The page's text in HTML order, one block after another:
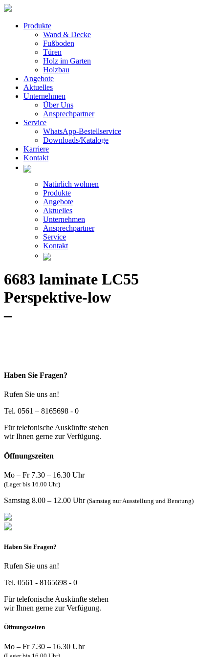
Produkte
Wand & Decke
Fußboden
Türen
Holz im Garten
Holzbau
Angebote
Aktuelles
Unternehmen
Über Uns
Ansprechpartner
Service
WhatsApp-Bestellservice
Downloads/Kataloge
Karriere
Kontakt
Natürlich wohnen
Produkte
Angebote
Aktuelles
Unternehmen
Ansprechpartner
Service
Kontakt
6683 laminate LC55
Perspektive-low
–
Haben Sie Fragen?
Rufen Sie uns an!
Tel. 0561 – 8165698 - 0
Für telefonische Auskünfte stehen
wir Ihnen gerne zur Verfügung.
Öffnungszeiten
Mo – Fr 7.30 – 16.30 Uhr
(Lager bis 16.00 Uhr)
Samstag 8.00 – 12.00 Uhr (Samstag nur Ausstellung und Beratung)
Haben Sie Fragen?
Rufen Sie uns an!
Tel. 0561 - 8165698 - 0
Für telefonische Auskünfte stehen
wir Ihnen gerne zur Verfügung.
Öffnungszeiten
Mo – Fr 7.30 – 16.30 Uhr